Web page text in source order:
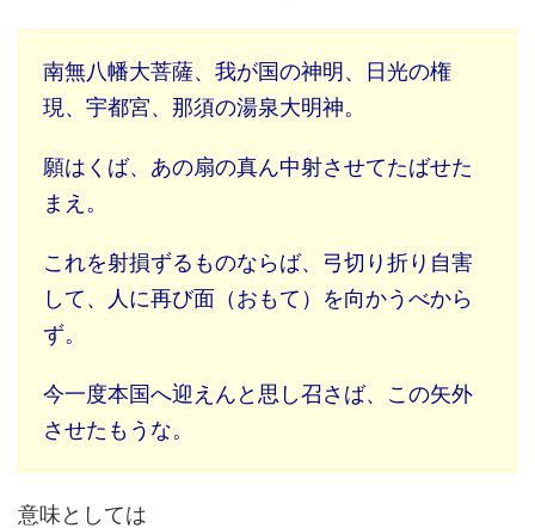
南無八幡大菩薩、我が国の神明、日光の権
現、宇都宮、那須の湯泉大明神。
願はくば、あの扇の真ん中射させてたばせた
まえ。
これを射損ずるものならば、弓切り折り自害
して、人に再び面（おもて）を向かうべから
ず。
今一度本国へ迎えんと思し召さば、この矢外
させたもうな。
意味としては